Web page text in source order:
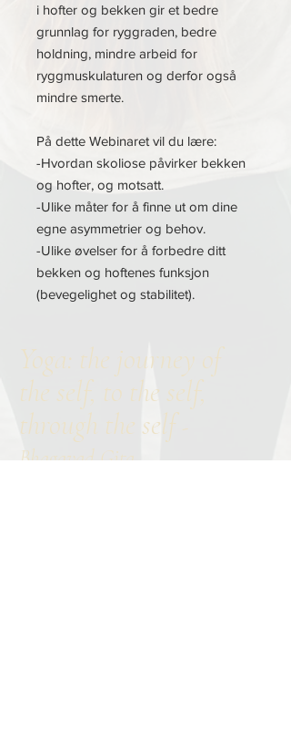
i hofter og bekken gir et bedre
grunnlag for ryggraden, bedre
holdning, mindre arbeid for
ryggmuskulaturen og derfor også
mindre smerte.
På dette Webinaret vil du lære:
-Hvordan skoliose påvirker bekken
og hofter, og motsatt.
-Ulike måter for å finne ut om dine
egne asymmetrier og behov.
-Ulike øvelser for å forbedre ditt
bekken og hoftenes funksjon
(bevegelighet og stabilitet).
Yoga: the journey of
the self, to the self,
through the self-
Bhagavad Gita